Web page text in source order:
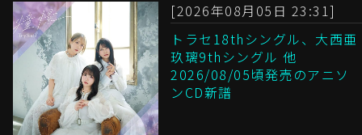
[2026年08月05日 23:31]
トラセ18thシングル、大西亜
玖璃9thシングル 他
2026/08/05頃発売のアニソ
ンCD新譜